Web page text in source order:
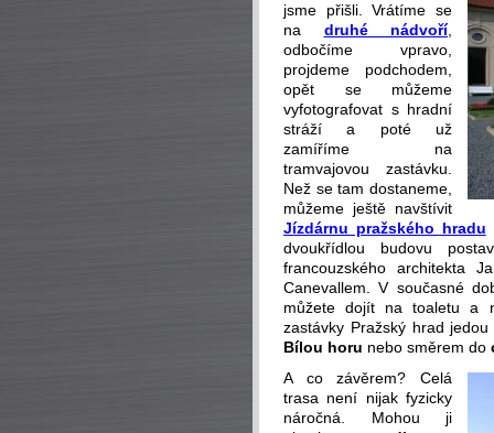
jsme přišli. Vrátíme se
na druhé nádvoří,
odbočíme vpravo,
projdeme podchodem,
opět se můžeme
vyfotografovat s hradní
stráží a poté už
zamíříme na
tramvajovou zastávku.
Než se tam dostaneme,
můžeme ještě navštívit
Jízdárnu pražského hradu
dvoukřídlou budovu
francouzského architekta
Canevallem. V současné
můžete dojít na toaletu a
zastávky Pražský hrad
Bílou horu nebo směrem do
A co závěrem? Celá
trasa není nijak fyzicky
náročná. Mohou ji